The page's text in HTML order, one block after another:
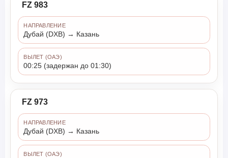
FZ 983
НАПРАВЛЕНИЕ
Дубай (DXB) → Казань
ВЫЛЕТ (ОАЭ)
00:25 (задержан до 01:30)
FZ 973
НАПРАВЛЕНИЕ
Дубай (DXB) → Казань
ВЫЛЕТ (ОАЭ)